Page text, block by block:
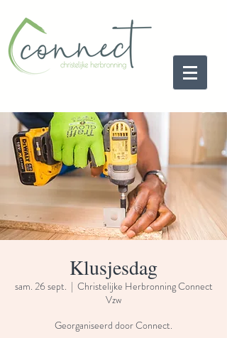
Klusjesdag
sam. 26 sept.
  |
Christelijke Herbronning Connect
Vzw
Georganiseerd door Connect.